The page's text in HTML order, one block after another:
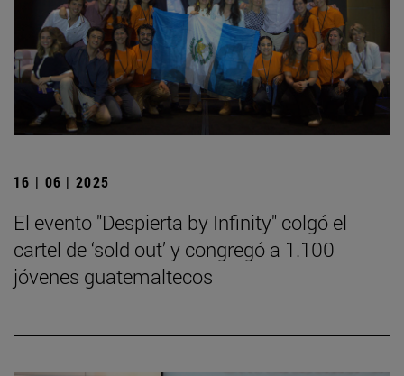
16 | 06 | 2025
El evento "Despierta by Infinity" colgó el
cartel de ‘sold out’ y congregó a 1.100
jóvenes guatemaltecos